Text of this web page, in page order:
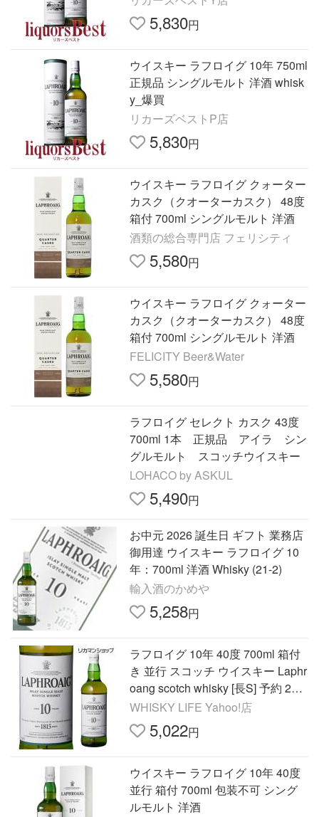
5,830円
ウイスキー ラフロイグ 10年 750ml
正規品 シングルモルト 洋酒 whisk
y_爆買
リカーズベストP店
5,830円
ウイスキー ラフロイグ クォーター
カスク（クオーターカスク） 48度
箱付 700ml シングルモルト 洋酒
酒類の総合専門店 フェリシティ
5,580円
ウイスキー ラフロイグ クォーター
カスク（クオーターカスク） 48度
箱付 700ml シングルモルト 洋酒
FELICITY Beer&Water
5,580円
ラフロイグ セレクト カスク 43度
700ml 1本 正規品 アイラ シン
グルモルト スコッチウイスキー
LOHACO by ASKUL
5,490円
お中元 2026 誕生日 ギフト 業務店
御用達 ウイスキー ラフロイグ 10
年：700ml 洋酒 Whisky (21-2)
輸入酒のかめや
5,258円
ラフロイグ 10年 40度 700ml 箱付
き 並行 スコッチ ウイスキー Laphr
oang scotch whisky [長S] 予約 202
6/7/23以降発送予定
WHISKY LIFE Yahoo!店
5,022円
ウイスキー ラフロイグ 10年 40度
並行 箱付 700ml 包装不可 シング
ルモルト 洋酒